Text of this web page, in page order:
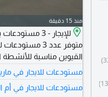
منذ 15 دقيقة
للإيجار - 3
متوفر عدد 3
القيوين مناسبة للأنشطة
كيلوواط قدرة كهربائية
واسعة تتيح تقسيم
مستودعات للايجار في
مستودعات للايجار في أم